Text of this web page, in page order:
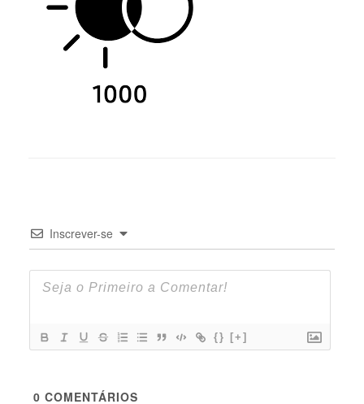
Inscrever-se
{} [+]
0 COMENTÁRIOS